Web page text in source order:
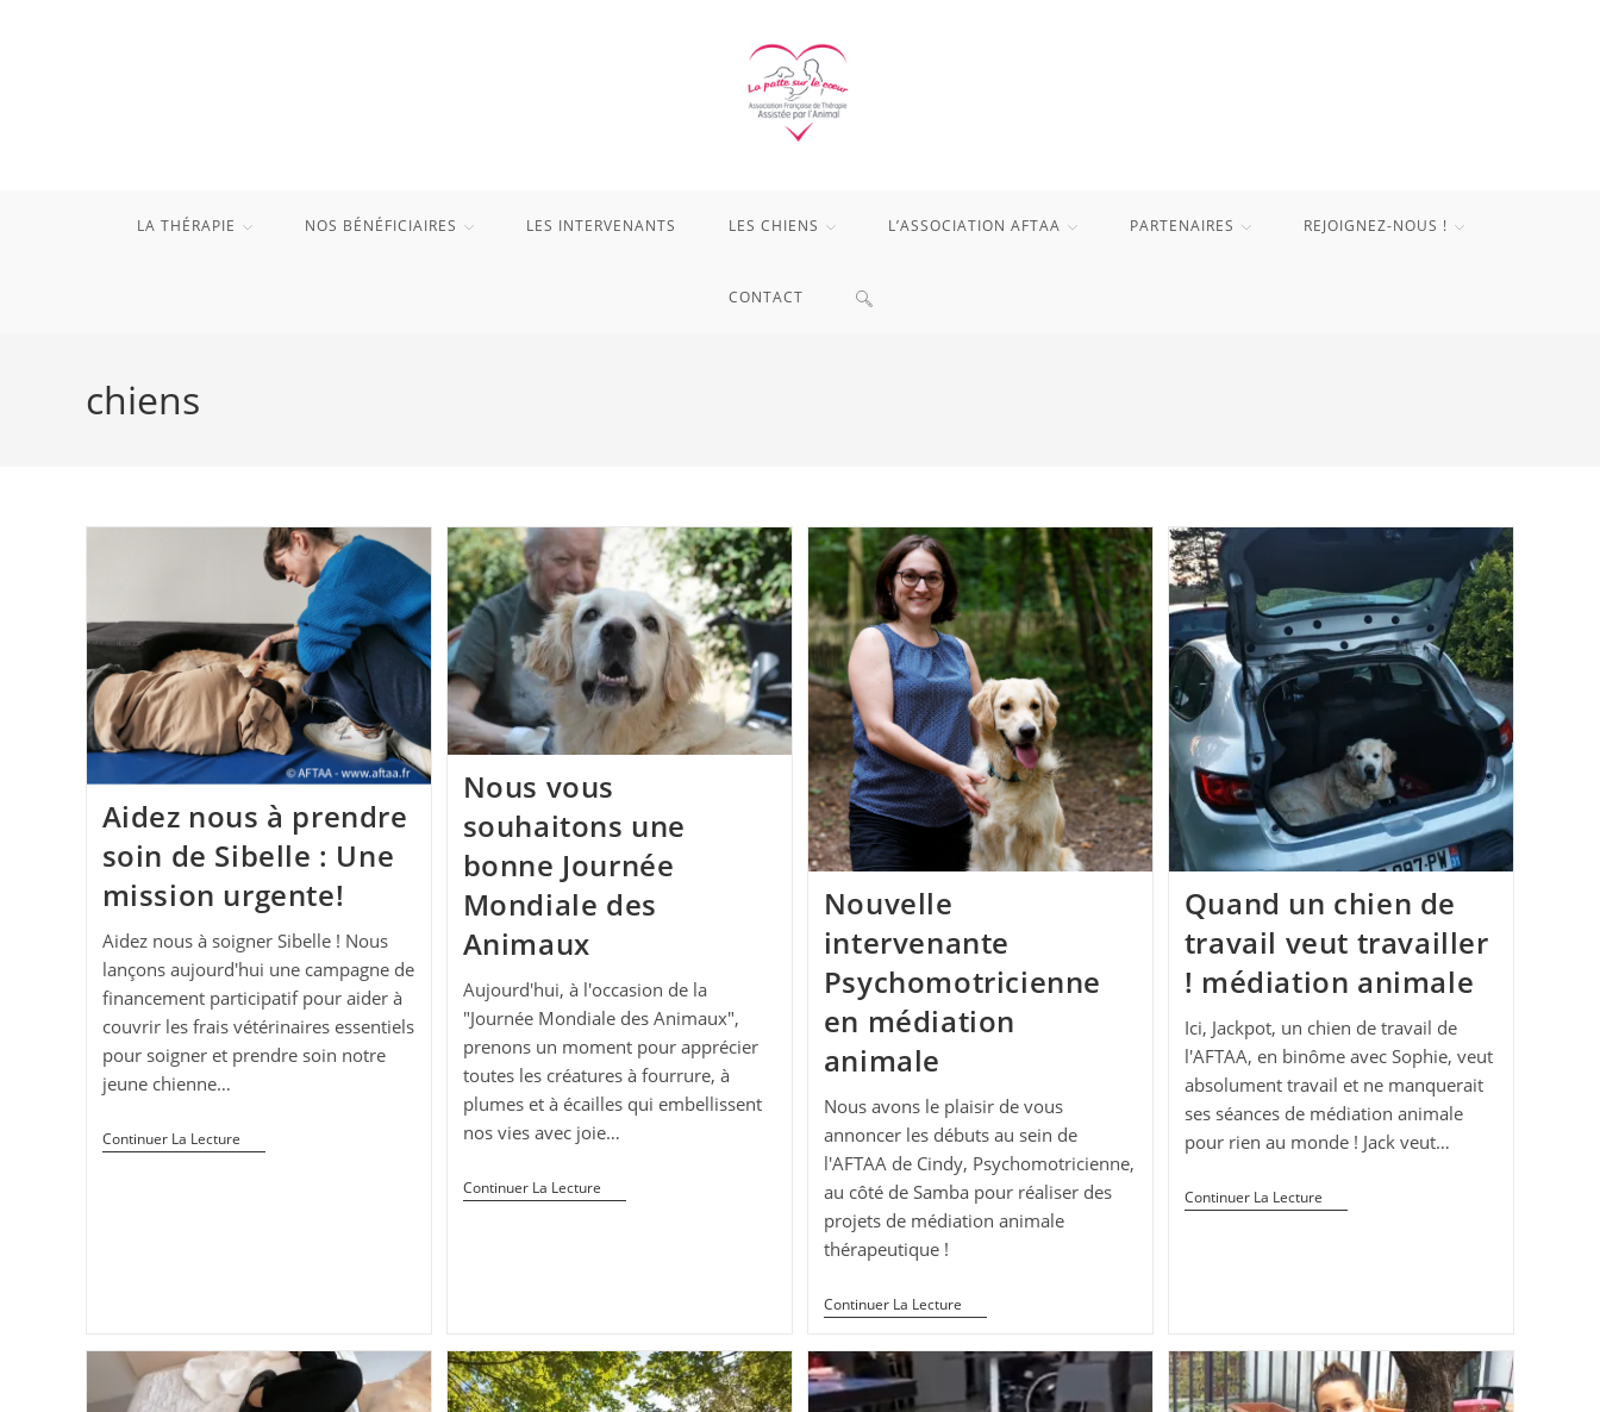
LA THÉRAPIE NOS BÉNÉFICIAIRES LES INTERVENANTS LES CHIENS L’ASSOCIATION AFTAA PARTENAIRES REJOIGNEZ-NOUS !
CONTACT TOGGLE
chiens
Aidez nous à prendre
soin de Sibelle : Une
mission urgente!
Aidez nous à soigner Sibelle ! Nous
lançons aujourd'hui une campagne de
financement participatif pour aider à
couvrir les frais vétérinaires essentiels
pour soigner et prendre soin notre
jeune chienne…
Continuer La LectureAidez
Nous
Nous vous
souhaitons une
bonne Journée
Mondiale des
Animaux
Aujourd'hui, à l'occasion de la
"Journée Mondiale des Animaux",
prenons un moment pour apprécier
toutes les créatures à fourrure, à
plumes et à écailles qui embellissent
nos vies avec joie…
Continuer La LectureNous
Vous
Nouvelle
intervenante
Psychomotricienne
en médiation
animale
Nous avons le plaisir de vous
annoncer les débuts au sein de
l'AFTAA de Cindy, Psychomotricienne,
au côté de Samba pour réaliser des
projets de médiation animale
thérapeutique !
Continuer La LectureNouvelle
Intervenante
En
Médiation
Animale
Quand un chien de
travail veut travailler
! médiation animale
Ici, Jackpot, un chien de travail de
l'AFTAA, en binôme avec Sophie, veut
absolument travail et ne manquerait
ses séances de médiation animale
pour rien au monde ! Jack veut…
Continuer La LectureQuand
Un
Médiation
Animale